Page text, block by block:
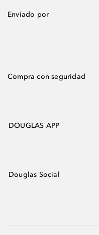
Enviado por
Compra con seguridad
DOUGLAS APP
Douglas Social